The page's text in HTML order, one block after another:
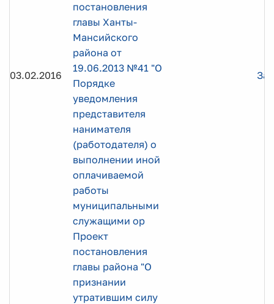
03.02.2016
постановления
главы Ханты-
Мансийского
района от
19.06.2013 №41 "О
Порядке
уведомления
представителя
нанимателя
(работодателя) о
выполнении иной
оплачиваемой
работы
муниципальными
служащими ор
Проект
постановления
главы района "О
признании
утратившим силу